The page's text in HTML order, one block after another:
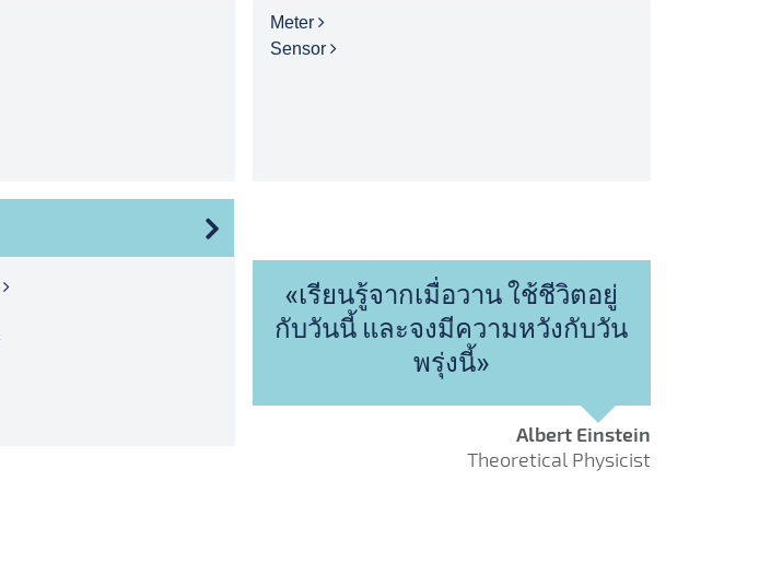
Meter
Sensor
«เรียนรู้จากเมื่อวาน ใช้ชีวิตอยู่
กับวันนี้ และจงมีความหวังกับวัน
พรุ่งนี้»
Albert Einstein
Theoretical Physicist